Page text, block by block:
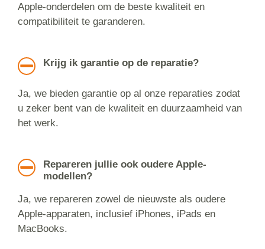
Apple-onderdelen om de beste kwaliteit en
compatibiliteit te garanderen.
Krijg ik garantie op de reparatie?
Ja, we bieden garantie op al onze reparaties zodat
u zeker bent van de kwaliteit en duurzaamheid van
het werk.
Repareren jullie ook oudere Apple-
modellen?
Ja, we repareren zowel de nieuwste als oudere
Apple-apparaten, inclusief iPhones, iPads en
MacBooks.